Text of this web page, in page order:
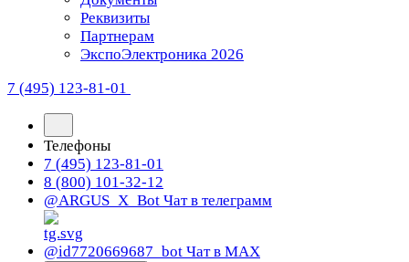
Реквизиты
Партнерам
ЭкспоЭлектроника 2026
7 (495) 123-81-01
Телефоны
7 (495) 123-81-01
8 (800) 101-32-12
@ARGUS_X_Bot Чат в телеграмм
@id7720669687_bot Чат в МАХ